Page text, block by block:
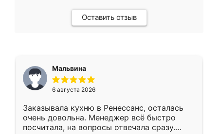
Оставить отзыв
Мальвина
6 августа 2026
Заказывала кухню в Ренессанс, осталась
очень довольна. Менеджер всё быстро
посчитала, на вопросы отвечала сразу.